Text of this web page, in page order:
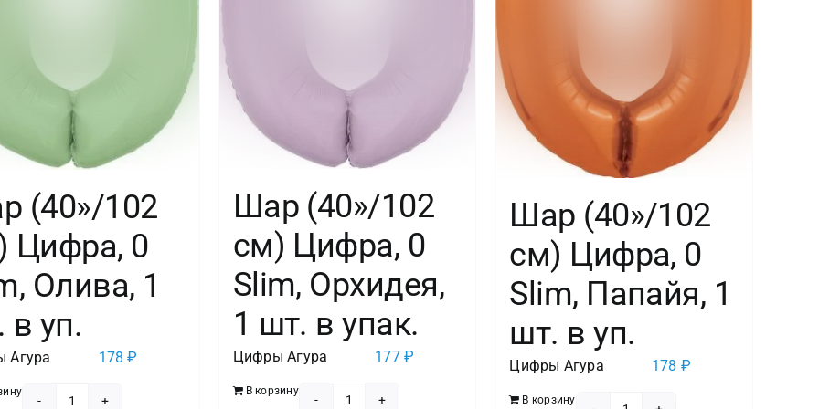
(40»/102
Цифра, 0
Олива, 1
в уп.
Агура 178₽
Шар (40»/102
см) Цифра, 0
Slim, Орхидея,
1 шт. в упак.
Цифры Агура 177₽
В корзину
Шар (40»/102
см) Цифра, 0
Slim, Папайя, 1
шт. в уп.
Цифры Агура 178 ₽
В корзину